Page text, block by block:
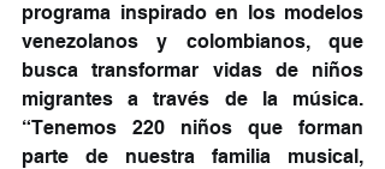
programa inspirado en los modelos
venezolanos y colombianos, que
busca transformar vidas de niños
migrantes a través de la música.
“Tenemos 220 niños que forman
parte de nuestra familia musical,